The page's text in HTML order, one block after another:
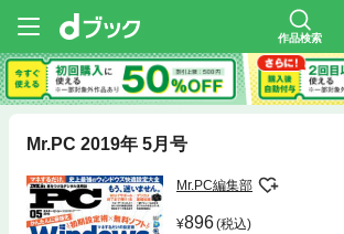
作品検索
Mr.PC 2019年 5月号
Mr.PC編集部
896(税込)